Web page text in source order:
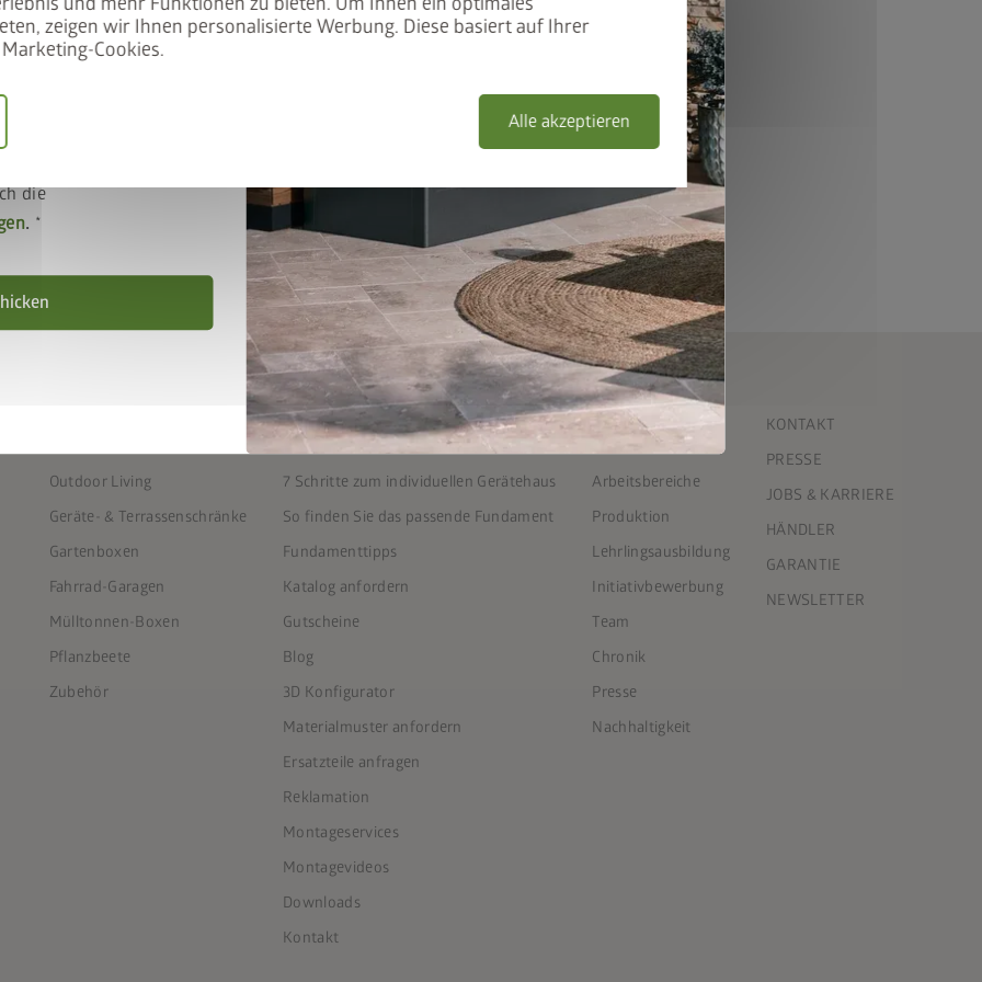
zeigen wir Ihnen personalisierte Werbung. Diese basiert auf Ihrer
Cookies.
Alle akzeptieren
Outdoor Living
Geräte- & Terrassenschränke
Gartenboxen
Fahrrad-Garagen
Mülltonnen-Boxen
Pflanzbeete
Zubehör
SERVICE
7 Schritte zum individuellen Gerätehaus
So finden Sie das passende Fundament
Fundamenttipps
Katalog anfordern
Gutscheine
Blog
3D Konfigurator
Materialmuster anfordern
Ersatzteile anfragen
Reklamation
Montageservices
Montagevideos
Downloads
Kontakt
UNTERNEHMEN
Arbeitsbereiche
Produktion
Lehrlingsausbildung
Initiativbewerbung
Team
Chronik
Presse
Nachhaltigkeit
KONTAKT
PRESSE
JOBS & KARRIERE
HÄNDLER
GARANTIE
NEWSLETTER
die
.